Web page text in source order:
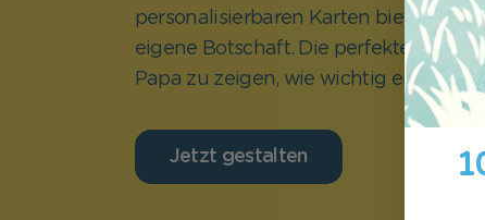
personalisierbaren Karten bieten
eigene Botschaft. Die perfekte
Papa zu zeigen, wie wichtig er für
Jetzt gestalten